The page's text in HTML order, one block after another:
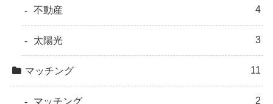
不動産 4
太陽光 3
マッチング 11
マッチング 2